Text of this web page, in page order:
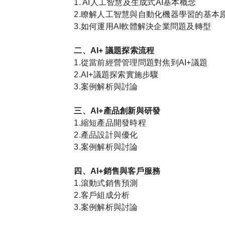
1. AI人工智慧及生成式AI基本概念
2.瞭解人工智慧與自動化機器學習的基本
3.如何運用AI軟體解決企業問題及轉型
二、AI+ 議題探索流程
1.從當前經營管理問題對焦到AI+議題
2.AI+議題探索實施步驟
3.案例解析與討論
三、AI+產品創新與研發
1.縮短產品開發時程
2.產品設計與優化
3.案例解析與討論
四、AI+銷售與客戶服務
1.滾動式銷售預測
2.客戶組成分析
3.案例解析與討論